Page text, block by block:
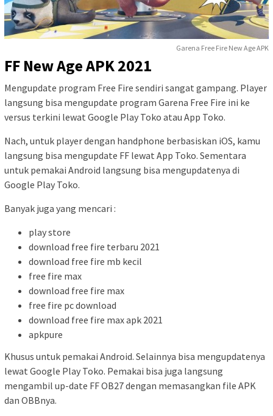
Garena Free Fire New Age APK
FF New Age APK 2021
Mengupdate program Free Fire sendiri sangat gampang. Player
langsung bisa mengupdate program Garena Free Fire ini ke
versus terkini lewat Google Play Toko atau App Toko.
Nach, untuk player dengan handphone berbasiskan iOS, kamu
langsung bisa mengupdate FF lewat App Toko. Sementara
untuk pemakai Android langsung bisa mengupdatenya di
Google Play Toko.
Banyak juga yang mencari :
play store
download free fire terbaru 2021
download free fire mb kecil
free fire max
download free fire max
free fire pc download
download free fire max apk 2021
apkpure
Khusus untuk pemakai Android. Selainnya bisa mengupdatenya
lewat Google Play Toko. Pemakai bisa juga langsung
mengambil up-date FF OB27 dengan memasangkan file APK
dan OBBnya.